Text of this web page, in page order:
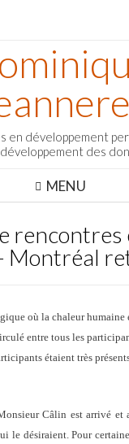
en développement
des
MENU
rencontres
Montréal
où la chaleur
entre tous les
étaient très
Câlin est arrivé et
le désiraient. Pour